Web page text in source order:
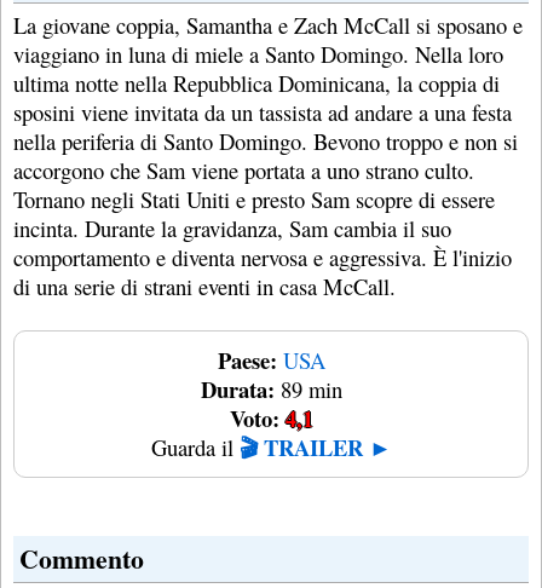
La giovane coppia, Samantha e Zach McCall si sposano e
viaggiano in luna di miele a Santo Domingo. Nella loro
ultima notte nella Repubblica Dominicana, la coppia di
sposini viene invitata da un tassista ad andare a una festa
nella periferia di Santo Domingo. Bevono troppo e non si
accorgono che Sam viene portata a uno strano culto.
Tornano negli Stati Uniti e presto Sam scopre di essere
incinta. Durante la gravidanza, Sam cambia il suo
comportamento e diventa nervosa e aggressiva. È l'inizio
di una serie di strani eventi in casa McCall.
Paese: USA
Durata: 89 min
Voto: 4,1
Guarda il 🎬 TRAILER ►
Commento